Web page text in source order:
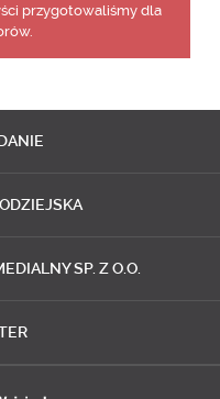
przygotowaliśmy dla
SP. Z O.O.